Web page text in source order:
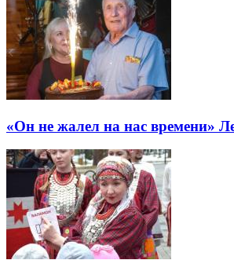
«Он не жалел на нас времени»